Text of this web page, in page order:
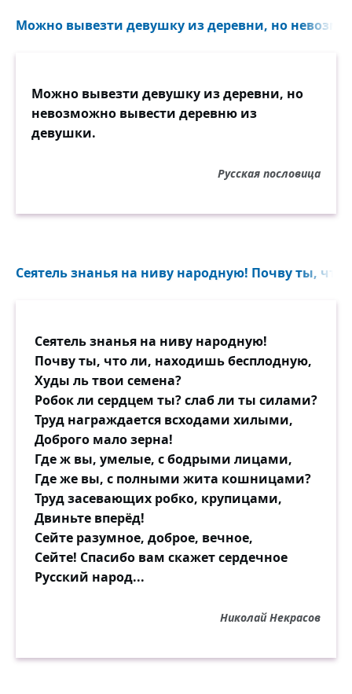
Можно вывезти девушку из деревни, но
Можно вывезти девушку из деревни, но
невозможно вывести деревню из
девушки.
Русская пословица
Сеятель знанья на ниву народную! Почву ты,
Сеятель знанья на ниву народную!
Почву ты, что ли, находишь бесплодную,
Худы ль твои семена?
Робок ли сердцем ты? слаб ли ты силами?
Труд награждается всходами хилыми,
Доброго мало зерна!
Где ж вы, умелые, с бодрыми лицами,
Где же вы, с полными жита кошницами?
Труд засевающих робко, крупицами,
Двиньте вперёд!
Сейте разумное, доброе, вечное,
Сейте! Спасибо вам скажет сердечное
Русский народ...
Николай Некрасов